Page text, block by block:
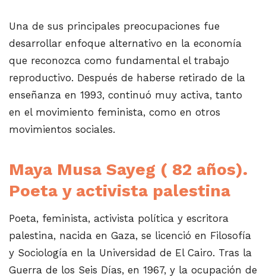
Una de sus principales preocupaciones fue
desarrollar enfoque alternativo en la economía
que reconozca como fundamental el trabajo
reproductivo. Después de haberse retirado de la
enseñanza en 1993, continuó muy activa, tanto
en el movimiento feminista, como en otros
movimientos sociales.
Maya Musa Sayeg ( 82 años).
Poeta y activista palestina
Poeta, feminista, activista política y escritora
palestina, nacida en Gaza, se licenció en Filosofía
y Sociología en la Universidad de El Cairo. Tras la
Guerra de los Seis Días, en 1967, y la ocupación de